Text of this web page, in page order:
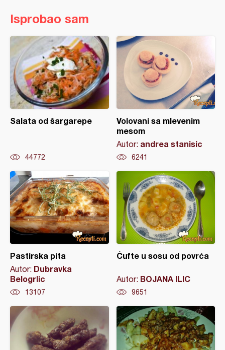
Isprobao sam
Salata od šargarepe
44772
Volovani sa mlevenim
mesom
Autor: andrea stanisic
6241
Pastirska pita
Autor: Dubravka
Belogrlic
13107
Ćufte u sosu od povrća
Autor: BOJANA ILIC
9651